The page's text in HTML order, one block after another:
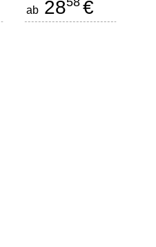
ab 28 €